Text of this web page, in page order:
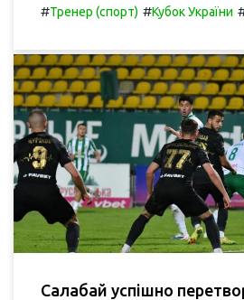
#Тренер (спорт) #Кубок України
Салабай успішно